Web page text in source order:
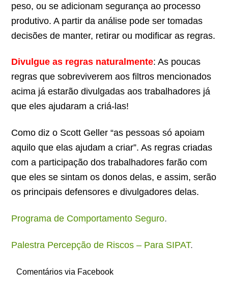
peso, ou se adicionam segurança ao processo
produtivo. A partir da análise pode ser tomadas
decisões de manter, retirar ou modificar as regras.
Divulgue as regras naturalmente: As poucas
regras que sobreviverem aos filtros mencionados
acima já estarão divulgadas aos trabalhadores já
que eles ajudaram a criá-las!
Como diz o Scott Geller “as pessoas só apoiam
aquilo que elas ajudam a criar”. As regras criadas
com a participação dos trabalhadores farão com
que eles se sintam os donos delas, e assim, serão
os principais defensores e divulgadores delas.
Programa de Comportamento Seguro.
Palestra Percepção de Riscos – Para SIPAT.
Comentários via Facebook